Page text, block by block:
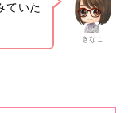
きなこ
ていた